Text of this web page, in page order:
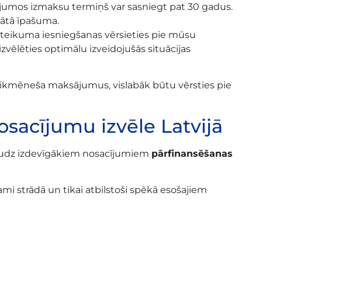
izmaksu termiņš var sasniegt pat 30 gadus.
īpašuma.
iesniegšanas vērsieties pie mūsu
optimālu izveidojušās situācijas
maksājumus, vislabāk būtu vērsties pie
izvēle Latvijā
izdevīgākiem nosacījumiem pārfinansēšanas
strādā un tikai atbilstoši spēkā esošajiem